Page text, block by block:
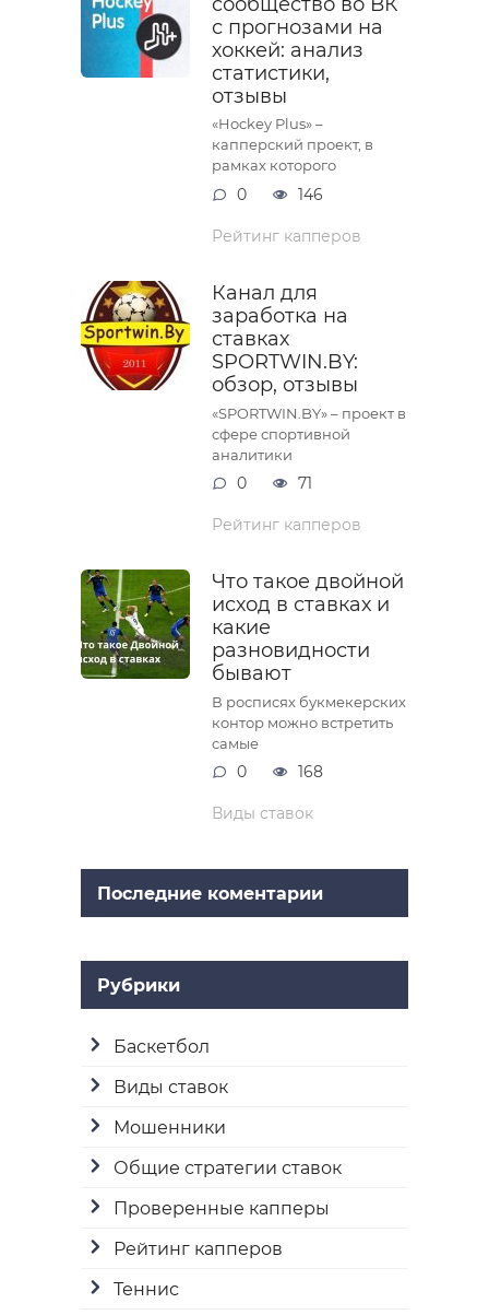
с прогнозами на
хоккей: анализ
статистики,
отзывы
«Hockey Plus» –
капперский проект, в
рамках которого
0 146
Рейтинг капперов
Канал для
заработка на
ставках
SPORTWIN.BY:
обзор, отзывы
«SPORTWIN.BY» – проект в
сфере спортивной
аналитики
0 71
Рейтинг капперов
Что такое двойной
исход в ставках и
какие
разновидности
бывают
В росписях букмекерских
контор можно встретить
самые
0 168
Виды ставок
Последние коментарии
Рубрики
Баскетбол
Виды ставок
Мошенники
Общие стратегии ставок
Проверенные капперы
Рейтинг капперов
Теннис